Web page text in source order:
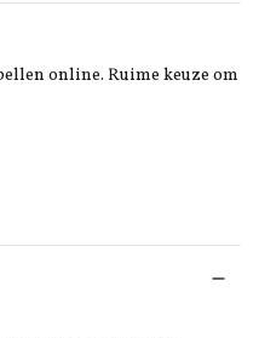
online. Ruime keuze om